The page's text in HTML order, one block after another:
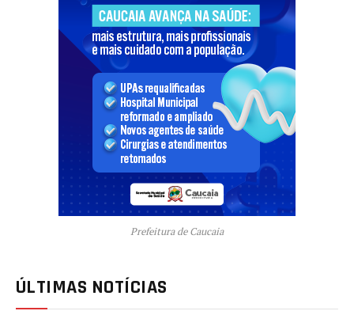
Prefeitura de Caucaia
ÚLTIMAS NOTÍCIAS